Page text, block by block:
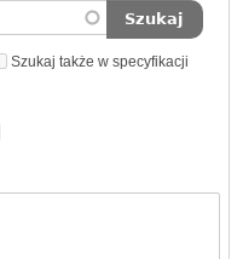
Szukaj także w specyfikacji